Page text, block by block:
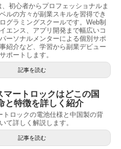
初心者からプロフェッショナルま
ルの方々が副業スキルを習得でき
グラミングスクールです。Web制
エンス、アプリ開発まで幅広いコ
ーソナルメンターによる個別サポ
紹介など、学習から副業デビュー
ポートします。
記事を読む
ートロックはどこの国
と特徴を詳しく紹介
トロックの電池仕様と中国製の背
て詳しく解説します。
記事を読む